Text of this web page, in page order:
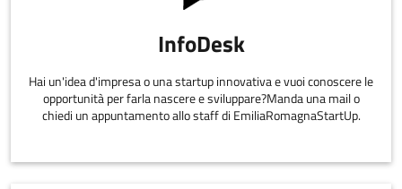
InfoDesk
Hai un'idea d'impresa o una startup innovativa e vuoi conoscere le
opportunità per farla nascere e sviluppare?Manda una mail o
chiedi un appuntamento allo staff di EmiliaRomagnaStartUp.